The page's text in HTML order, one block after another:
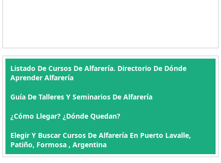
Listado De Cursos De Alfarería. Directorio De Dónde
Aprender Alfarería
Guía De Talleres Y Seminarios De Alfarería
¿Cómo Llegar? ¿Dónde Quedan?
Elegir Y Buscar Cursos De Alfarería En Puerto Lavalle,
Patiño, Formosa , Argentina